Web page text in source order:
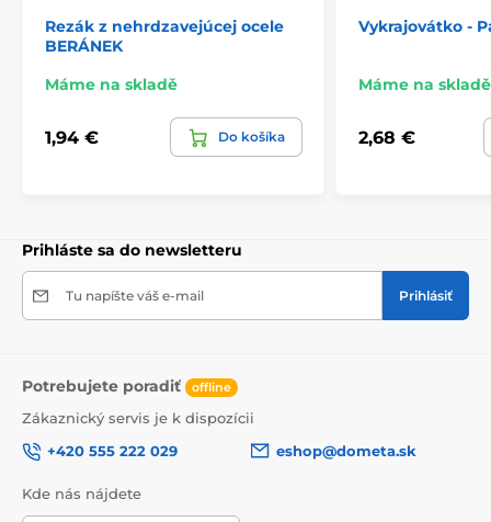
Rezák z nehrdzavejúcej ocele
BERÁNEK
Máme na skladě
1,94 € Do košíka
Vykrajovátko -
Máme na skladě
2,68 €
Prihláste sa do newsletteru
Tu napíšte váš e-mail Prihlásiť
Potrebujete poradiť offline
Zákaznický servis je k dispozícii
+420 555 222 029
eshop@dometa.sk
Kde nás nájdete